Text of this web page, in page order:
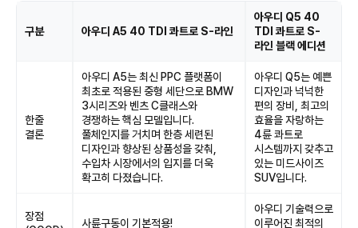
구분 아우디 A5 40 TDI 콰트로 S-라인
아우디 Q5 40
TDI 콰트로 S-
라인 블랙 에디션
한줄
결론
아우디 A5는 최신 PPC 플랫폼이
최초로 적용된 중형 세단으로 BMW
3시리즈와 벤츠 C클래스와
경쟁하는 핵심 모델입니다.
풀체인지를 거치며 한층 세련된
디자인과 향상된 상품성을 갖춰,
수입차 시장에서의 입지를 더욱
확고히 다졌습니다.
아우디 Q5는 예쁜
디자인과 넉넉한
편의 장비, 최고의
효율을 자랑하는
4륜 콰트로
시스템까지 갖추고
있는 미드사이즈
SUV입니다.
장점
사륜구동이 기본적용!
아우디 기술력으로
이루어진 최적의